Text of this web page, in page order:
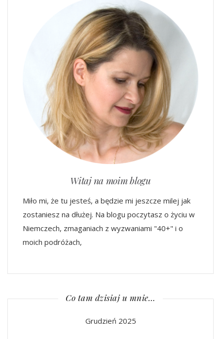
Witaj na moim blogu
Miło mi, że tu jesteś, a będzie mi jeszcze milej jak
zostaniesz na dłużej. Na blogu poczytasz o życiu w
Niemczech, zmaganiach z wyzwaniami "40+" i o
moich podróżach,
Co tam dzisiaj u mnie…
Grudzień 2025